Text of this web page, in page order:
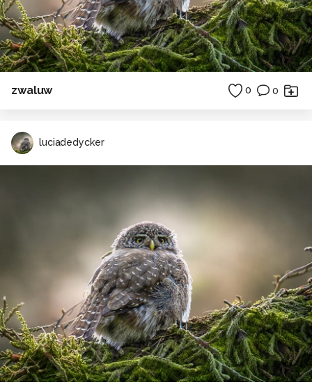
zwaluw 0 0
luciadedycker